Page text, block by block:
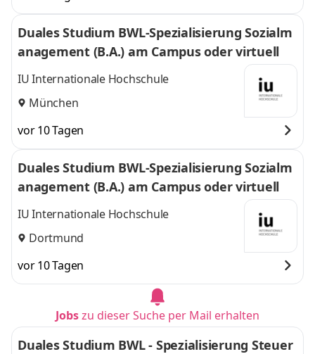
Duales Studium BWL-Spezialisierung Sozialm
anagement (B.A.) am Campus oder virtuell
IU Internationale Hochschule
München
vor 10 Tagen
Duales Studium BWL-Spezialisierung Sozialm
anagement (B.A.) am Campus oder virtuell
IU Internationale Hochschule
Dortmund
vor 10 Tagen
Jobszu dieser Suche per Mail erhalten
Duales Studium BWL - Spezialisierung Steuer